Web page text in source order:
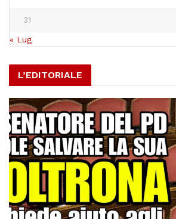
31
« Lug
L’EDITORIALE